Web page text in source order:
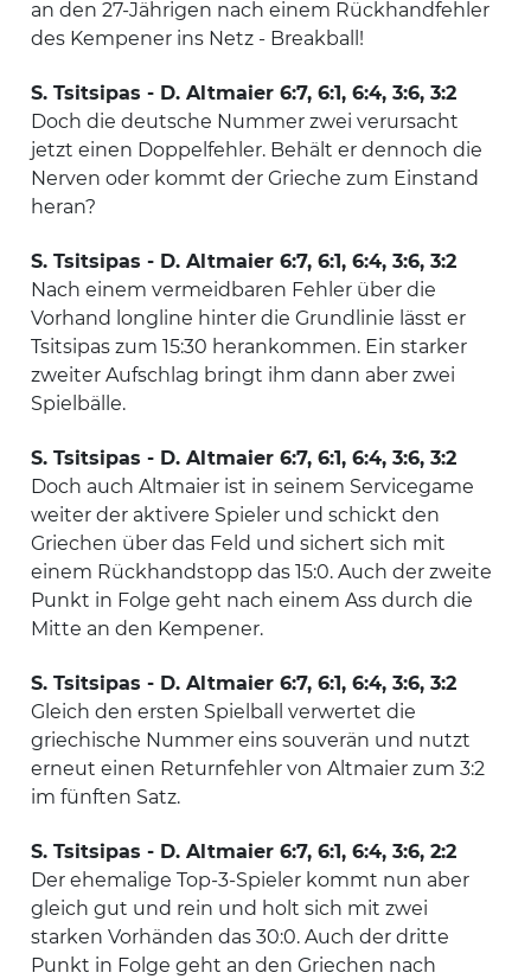
an den 27-Jährigen nach einem Rückhandfehler
des Kempener ins Netz - Breakball!
S. Tsitsipas - D. Altmaier 6:7, 6:1, 6:4, 3:6, 3:2
Doch die deutsche Nummer zwei verursacht
jetzt einen Doppelfehler. Behält er dennoch die
Nerven oder kommt der Grieche zum Einstand
heran?
S. Tsitsipas - D. Altmaier 6:7, 6:1, 6:4, 3:6, 3:2
Nach einem vermeidbaren Fehler über die
Vorhand longline hinter die Grundlinie lässt er
Tsitsipas zum 15:30 herankommen. Ein starker
zweiter Aufschlag bringt ihm dann aber zwei
Spielbälle.
S. Tsitsipas - D. Altmaier 6:7, 6:1, 6:4, 3:6, 3:2
Doch auch Altmaier ist in seinem Servicegame
weiter der aktivere Spieler und schickt den
Griechen über das Feld und sichert sich mit
einem Rückhandstopp das 15:0. Auch der zweite
Punkt in Folge geht nach einem Ass durch die
Mitte an den Kempener.
S. Tsitsipas - D. Altmaier 6:7, 6:1, 6:4, 3:6, 3:2
Gleich den ersten Spielball verwertet die
griechische Nummer eins souverän und nutzt
erneut einen Returnfehler von Altmaier zum 3:2
im fünften Satz.
S. Tsitsipas - D. Altmaier 6:7, 6:1, 6:4, 3:6, 2:2
Der ehemalige Top-3-Spieler kommt nun aber
gleich gut und rein und holt sich mit zwei
starken Vorhänden das 30:0. Auch der dritte
Punkt in Folge geht an den Griechen nach